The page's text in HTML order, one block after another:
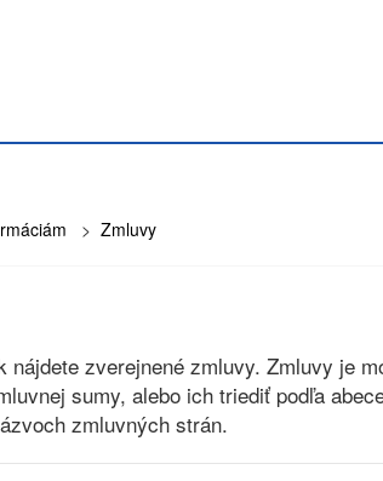
> Zmluvy
zverejnené zmluvy. Zmluvy je
sumy, alebo ich triediť podľa
zmluvných strán.